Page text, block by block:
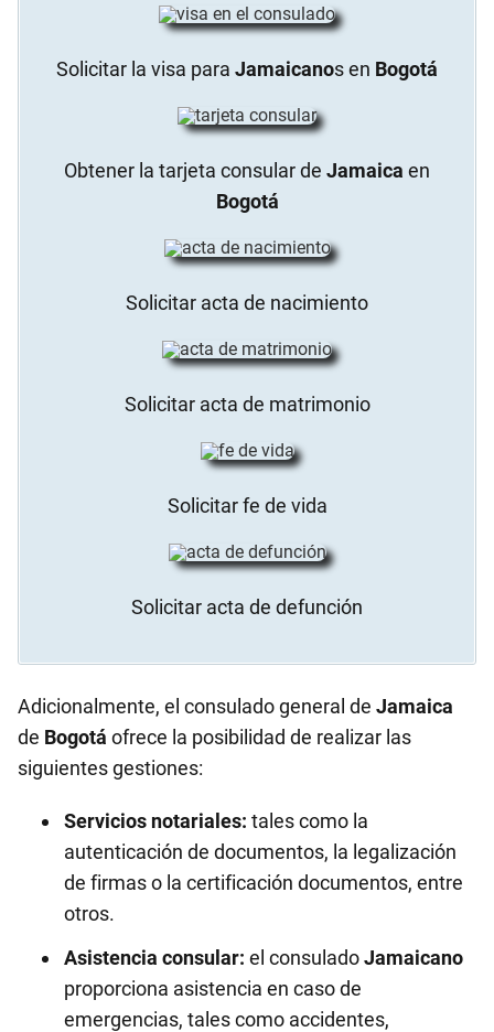
Solicitar la visa para Jamaicanos en Bogotá
Obtener la tarjeta consular de Jamaica en
Bogotá
Solicitar acta de nacimiento
Solicitar acta de matrimonio
Solicitar fe de vida
Solicitar acta de defunción
Adicionalmente, el consulado general de Jamaica
de Bogotá ofrece la posibilidad de realizar las
siguientes gestiones:
Servicios notariales: tales como la
autenticación de documentos, la legalización
de firmas o la certificación documentos, entre
otros.
Asistencia consular: el consuladoJamaicano
proporciona asistencia en caso de
emergencias, tales como accidentes,